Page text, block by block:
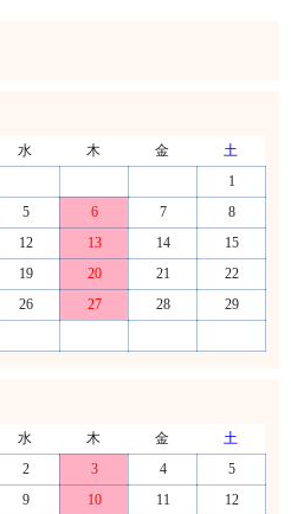
水 木 金
土
1
5 6 7
8
12 13 14
15
19 20 21
22
26 27 28
29
水 木 金
土
2 3 4
5
9 10 11
12